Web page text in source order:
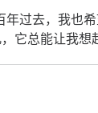
年过去，我也
它总能让我想